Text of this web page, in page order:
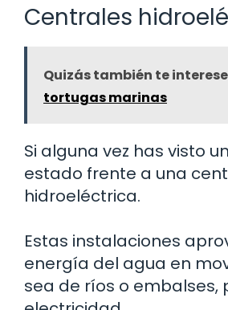
Centrales
Quizás también te
tortugas marinas
Si alguna vez has visto
estado frente a una
hidroeléctrica.
Estas instalaciones
energía del agua en
sea de ríos o embalses,